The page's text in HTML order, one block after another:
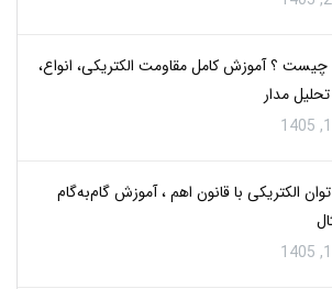
؟ آموزش کامل مقاومت الکتریکی، انواع،
مدار
الکتریکی با قانون اهم ، آموزش گام‌به‌گام